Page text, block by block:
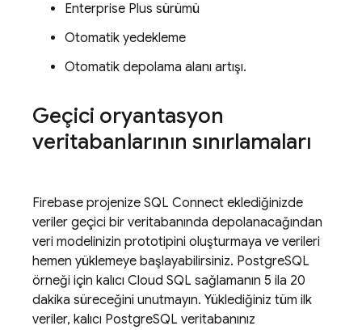
Enterprise Plus sürümü
Otomatik yedekleme
Otomatik depolama alanı artışı.
Geçici oryantasyon
veritabanlarının sınırlamaları
Firebase projenize SQL Connect eklediğinizde
veriler geçici bir veritabanında depolanacağından
veri modelinizin prototipini oluşturmaya ve verileri
hemen yüklemeye başlayabilirsiniz. PostgreSQL
örneği için kalıcı Cloud SQL sağlamanın 5 ila 20
dakika süreceğini unutmayın. Yüklediğiniz tüm ilk
veriler, kalıcı PostgreSQL veritabanınız